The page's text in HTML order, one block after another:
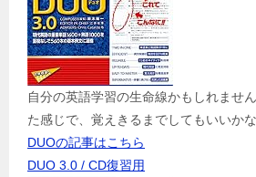
自分の英語学習の生命線かもしれませ
た感じで、覚えきるまでしてもいいかな
DUOの記事はこちら
DUO 3.0 / CD復習用